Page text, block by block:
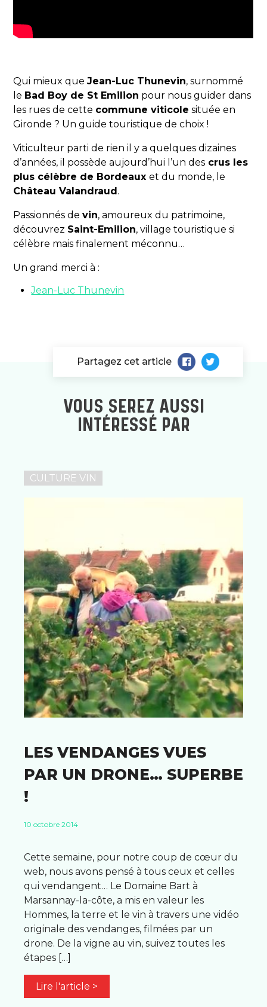
Qui mieux queJean-Luc Thunevin, surnommé
le Bad Boy de St Emilion pour nous guider dans
les rues de cette commune viticole située en
Gironde ? Un guide touristique de choix !
Viticulteur parti de rien il y a quelques dizaines
d’années, il possède aujourd’hui l’un des crus les
plus célèbre de Bordeauxet du monde, le
Château Valandraud.
Passionnés devin, amoureux du patrimoine,
découvrez Saint-Emilion, village touristique si
célèbre mais finalement méconnu…
Un grand merci à :
Jean-Luc Thunevin
Partagez cet article
VOUS SEREZ AUSSI
INTÉRESSÉ PAR
CULTURE VIN
LES VENDANGES VUES
PAR UN DRONE… SUPERBE
!
10 octobre 2014
Cette semaine, pour notre coup de cœur du
web, nous avons pensé à tous ceux et celles
qui vendangent… Le Domaine Bart à
Marsannay-la-côte, a mis en valeur les
Hommes, la terre et le vin à travers une vidéo
originale des vendanges, filmées par un
drone. De la vigne au vin, suivez toutes les
étapes […]
Lire l'article >